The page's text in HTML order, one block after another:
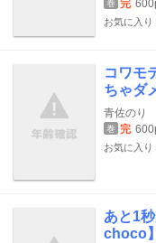
巻 完
お気に入り
コワモ
ちゃダ
青佐のり
巻 完
お気に入り
あと1
choco】